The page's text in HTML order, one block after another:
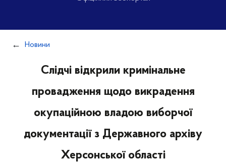
Новини
Слідчі відкрили кримінальне
провадження щодо викрадення
окупаційною владою виборчої
документації з Державного архіву
Херсонської області